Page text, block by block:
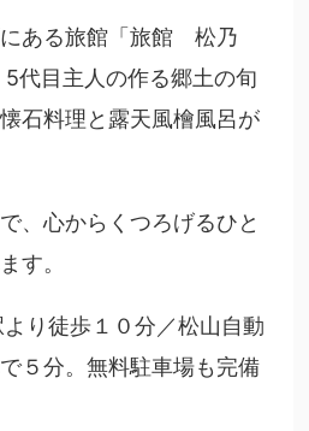
ある旅館「旅館 松乃
代目主人の作る郷土の旬
石料理と露天風檜風呂が
、心からくつろげるひと
す。
り徒歩１０分／松山自動
５分。無料駐車場も完備